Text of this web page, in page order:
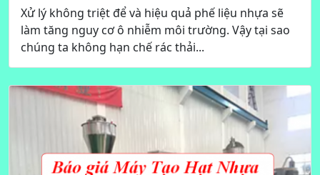
Xử lý không triệt để và hiệu quả phế liệu nhựa sẽ
làm tăng nguy cơ ô nhiễm môi trường. Vậy tại sao
chúng ta không hạn chế rác thải...